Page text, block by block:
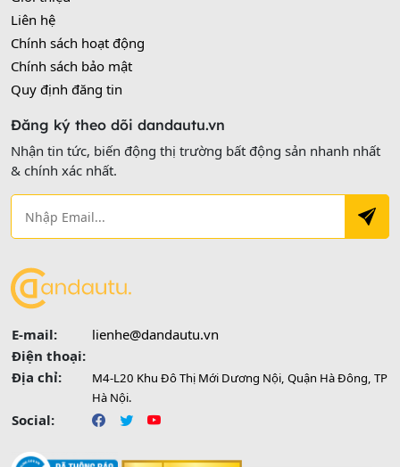
Liên hệ
Chính sách hoạt động
Chính sách bảo mật
Quy định đăng tin
Đăng ký theo dõi dandautu.vn
Nhận tin tức, biến động thị trường bất động sản nhanh nhất
& chính xác nhất.
E-mail:
lienhe@dandautu.vn
Điện thoại:
Địa chỉ:
M4-L20 Khu Đô Thị Mới Dương Nội, Quận Hà Đông, TP
Hà Nội.
Social: